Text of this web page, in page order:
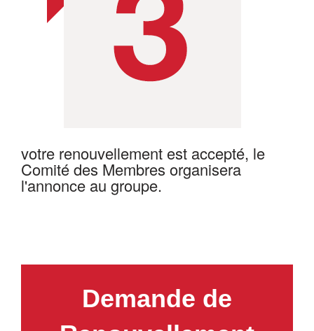
votre renouvellement est accepté, le
Comité des Membres organisera
l'annonce au groupe.
Demande de